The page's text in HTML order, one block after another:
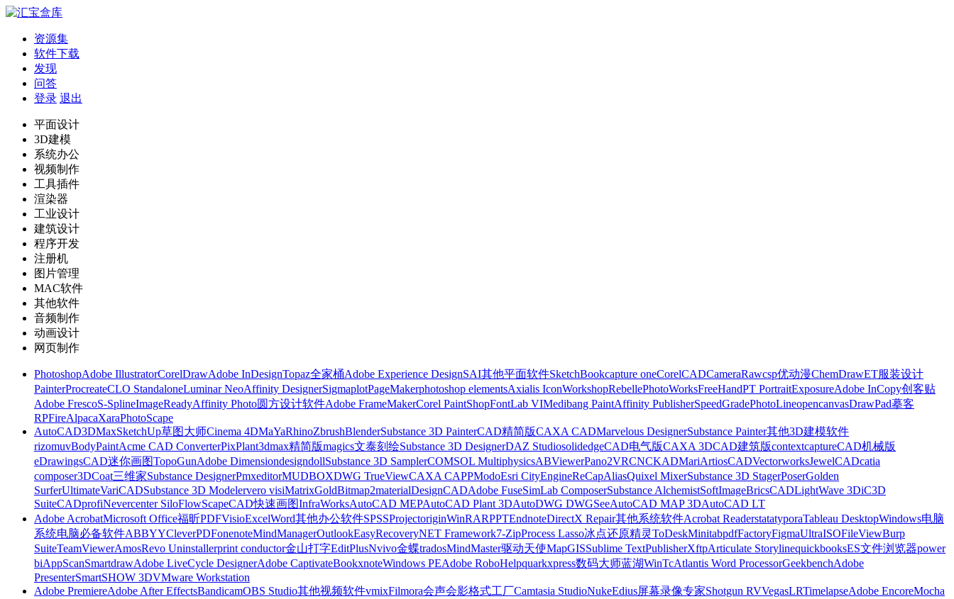
资源集
软件下载
发现
问答
登录 退出
平面设计
3D建模
系统办公
视频制作
工具插件
渲染器
工业设计
建筑设计
程序开发
注册机
图片管理
MAC软件
其他软件
音频制作
动画设计
网页制作
PhotoshopAdobe IllustratorCorelDrawAdobe InDesignTopaz全家桶Adobe Experience DesignSAI其他平面软件SketchBookcapture oneCorelCADCameraRawcsp优动漫ChemDrawET服装设计
PainterProcreateCLO StandaloneLuminar NeoAffinity DesignerSigmaplotPageMakerphotoshop elementsAxialis IconWorkshopRebellePhotoWorksFreeHandPT PortraitExposureAdobe InCopy创客贴
Adobe FrescoS-SplineImageReadyAffinity Photo圆方设计软件Adobe FrameMakerCorel PaintShopFontLab VIMedibang PaintAffinity PublisherSpeedGradePhotoLineopencanvasDrawPad摹客
RPFireAlpacaXaraPhotoScape
AutoCAD3DMaxSketchUp草图大师Cinema 4DMaYaRhinoZbrushBlenderSubstance 3D PainterCAD精简版CAXA CADMarvelous DesignerSubstance Painter其他3D建模软件
rizomuvBodyPaintAcme CAD ConverterPixPlant3dmax精简版magics文泰刻绘Substance 3D DesignerDAZ StudiosolidedgeCAD电气版CAXA 3DCAD建筑版contextcaptureCAD机械版
eDrawingsCAD迷你画图TopoGunAdobe DimensiondesigndollSubstance 3D SamplerCOMSOL MultiphysicsABViewerPano2VRCNCKADMariArtiosCADVectorworksJewelCADcatia
composer3DCoat三维家Substance DesignerPmxeditorMUDBOXDWG TrueViewCAXA CAPPModoEsri CityEngineReCapAliasQuixel MixerSubstance 3D StagerPoserGolden
SurferUltimateVariCADSubstance 3D Modelervero visiMatrixGoldBitmap2materialDesignCADAdobe FuseSimLab ComposerSubstance AlchemistSoftImageBricsCADLightWave 3DiC3D
SuiteCADprofiNevercenter SiloFlowScapeCAD快速画图InfraWorksAutoCAD MEPAutoCAD Plant 3DAutoDWG DWGSeeAutoCAD MAP 3DAutoCAD LT
Adobe AcrobatMicrosoft Office福昕PDFVisioExcelWord其他办公软件SPSSProjectoriginWinRARPPTEndnoteDirectX Repair其他系统软件Acrobat ReaderstatatyporaTableau DesktopWindows电脑
系统电脑必备软件ABBYYCleverPDFonenoteMindManagerOutlookEasyRecoveryNET Framework7-ZipProcess Lasso冰点还原精灵ToDeskMinitabpdfFactoryFigmaUltraISOFileViewBurp
SuiteTeamViewerAmosRevo Uninstallerprint conductor金山打字EditPlusNvivo金蝶tradosMindMaster驱动天使MapGISSublime TextPublisherXftpArticulate StorylinequickbooksES文件浏览器power
biAppScanSmartdrawAdobe LiveCycle DesignerAdobe CaptivateBookxnoteWindows PEAdobe RoboHelpquarkxpress数码大师蓝湖WinTcAtlantis Word ProcessorGeekbenchAdobe
PresenterSmartSHOW 3DVMware Workstation
Adobe PremiereAdobe After EffectsBandicamOBS Studio其他视频软件vmixFilmora会声会影格式工厂Camtasia StudioNukeEdius屏幕录像专家Shotgun RVVegasLRTimelapseAdobe EncoreMocha